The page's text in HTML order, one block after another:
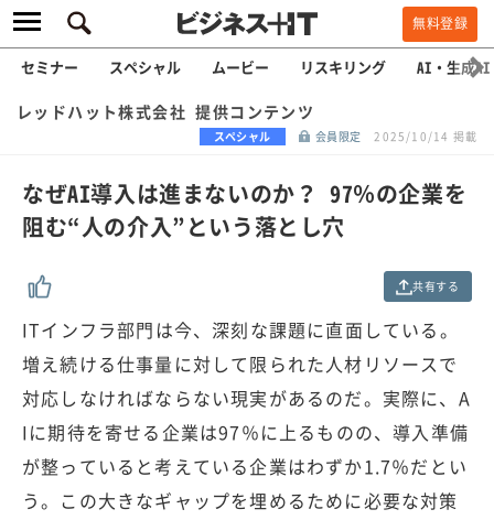
無料登録
セミナー スペシャル ムービー リスキリング AI・生成AI
レッドハット株式会社 提供コンテンツ
スペシャル 会員限定 2025/10/14 掲載
なぜAI導入は進まないのか？ 97％の企業を
阻む“人の介入”という落とし穴
共有する
ITインフラ部門は今、深刻な課題に直面している。
増え続ける仕事量に対して限られた人材リソースで
対応しなければならない現実があるのだ。実際に、A
Iに期待を寄せる企業は97％に上るものの、導入準備
が整っていると考えている企業はわずか1.7％だとい
う。この大きなギャップを埋めるために必要な対策